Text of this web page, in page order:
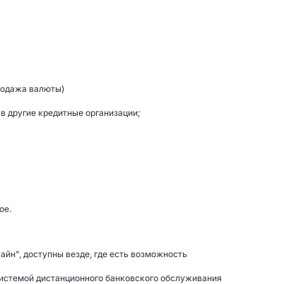
валюты)
другие кредитные организации;
доступны везде, где есть возможность
дистанционного банковского обслуживания